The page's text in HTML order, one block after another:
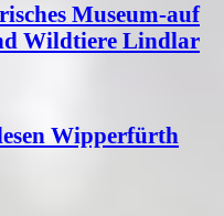
Museum-auf
Wildtiere Lindlar
Wipperfürth